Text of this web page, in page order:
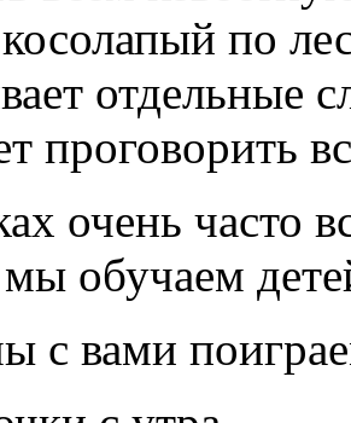
по
отдельные
проговорить
очень часто
обучаем
с вами